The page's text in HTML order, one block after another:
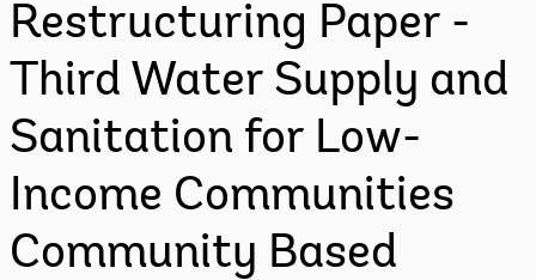
Restructuring Paper -
Third Water Supply and
Sanitation for Low-
Income Communities
Community Based